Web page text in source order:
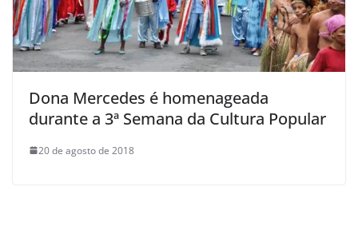
Dona Mercedes é homenageada
durante a 3ª Semana da Cultura Popular
20 de agosto de 2018